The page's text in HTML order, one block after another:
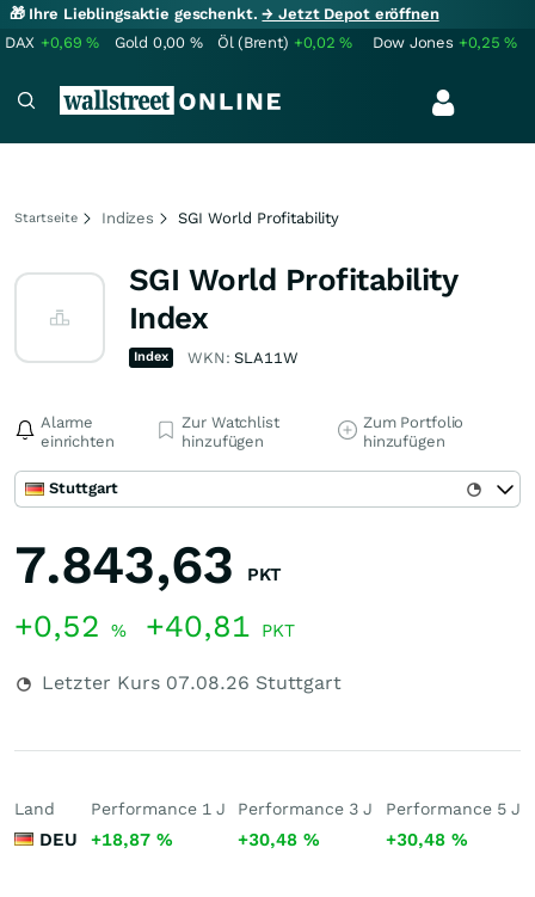
🎁 Ihre Lieblingsaktie geschenkt.→ Jetzt Depot eröffnen
DAX +0,69% Gold 0,00 % Öl (Brent) +0,02% Dow Jones +0,25%
Startseite Indizes SGI World Profitability
SGI World Profitability
Index
Index WKN:SLA11W
Alarme
einrichten
Zur Watchlist
hinzufügen
Zum Portfolio
hinzufügen
Stuttgart
7.843,63 PKT
+0,52 % +40,81 PKT
Letzter Kurs 07.08.26 Stuttgart
Land
DEU
Performance 1 J
+18,87 %
Performance 3 J
+30,48%
Performance 5 J
+30,48 %